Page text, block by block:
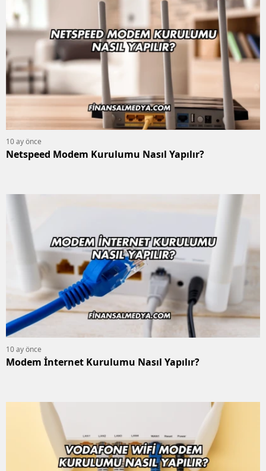
10 ay önce
Netspeed Modem Kurulumu Nasıl Yapılır?
10 ay önce
Modem İnternet Kurulumu Nasıl Yapılır?